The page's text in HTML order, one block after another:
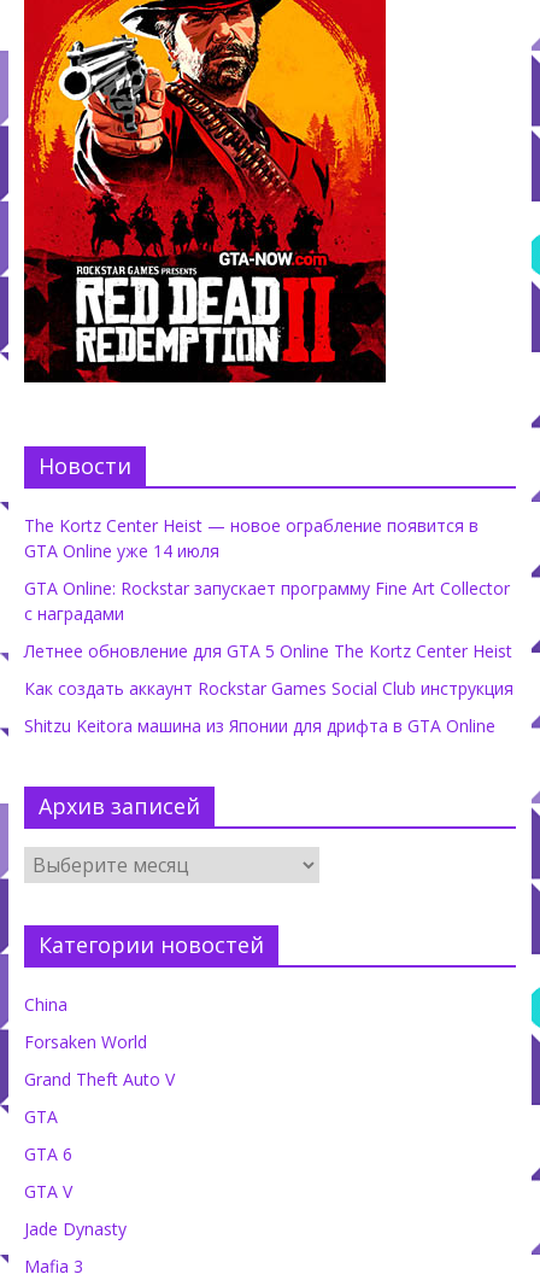
Новости
The Kortz Center Heist — новое ограбление появится в
GTA Online уже 14 июля
GTA Online: Rockstar запускает программу Fine Art Collector
с наградами
Летнее обновление для GTA 5 Online The Kortz Center Heist
Как создать аккаунт Rockstar Games Social Club инструкция
Shitzu Keitora машина из Японии для дрифта в GTA Online
Архив записей
Категории новостей
China
Forsaken World
Grand Theft Auto V
GTA
GTA 6
GTA V
Jade Dynasty
Mafia 3